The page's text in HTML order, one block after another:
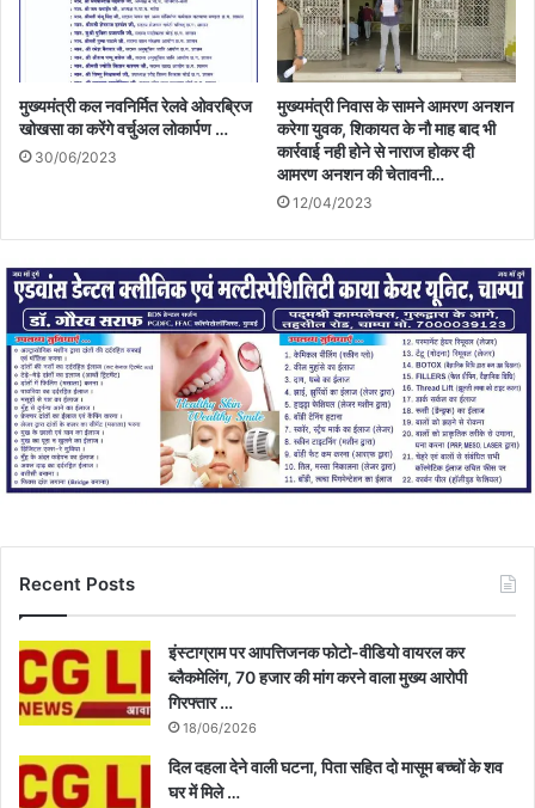
मुख्यमंत्री कल नवनिर्मित रेलवे ओवरब्रिज
खोखसा का करेंगे वर्चुअल लोकार्पण …
30/06/2023
मुख्यमंत्री निवास के सामने आमरण अनशन
करेगा युवक, शिकायत के नौ माह बाद भी
कार्रवाई नही होने से नाराज होकर दी
आमरण अनशन की चेतावनी…
12/04/2023
Recent Posts
इंस्टाग्राम पर आपत्तिजनक फोटो-वीडियो वायरल कर
ब्लैकमेलिंग, 70 हजार की मांग करने वाला मुख्य आरोपी
गिरफ्तार …
18/06/2026
दिल दहला देने वाली घटना, पिता सहित दो मासूम बच्चों के शव
घर में मिले …